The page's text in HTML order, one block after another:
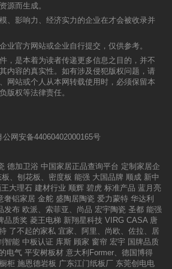
源而生成。
、影响力、经济实力的企业在才会被收录并
业官方网站或企业自行提交，仅供参考。
，是本着为读者传递更多信息之目的，并不
内容的真实性。如有涉及侵犯版权问题，请
网站或个人从本网转载使用时，必须保留本
版权等法律责任。
公网安备44060402000165号
德加卫浴 中国家居正品查询平台 定制家居企
、刨花板、密度板 能强 大国品牌 顺成 新中
大理石 建材行业 顺辉 碧虎 标准产品 蓝月亮
奢铝家居 金舵 盛陶居陶瓷 爱力蒙特 华达利
发布 欧派、索菲亚、尚品 宏宇陶瓷 圣都 能强
品质奖 菱王电梯 新翔星科技 VIRG CASA 唐
了不起的家私 宜家、阿里、尚欧、佐拉、居
智能 中板认证 库斯 顾家 窗帘 宏宇 国牌品质
电气 平安树板材 意大利Former、德国博得
柜 施恩德岩板 广东江门纸板厂 东莞创电电